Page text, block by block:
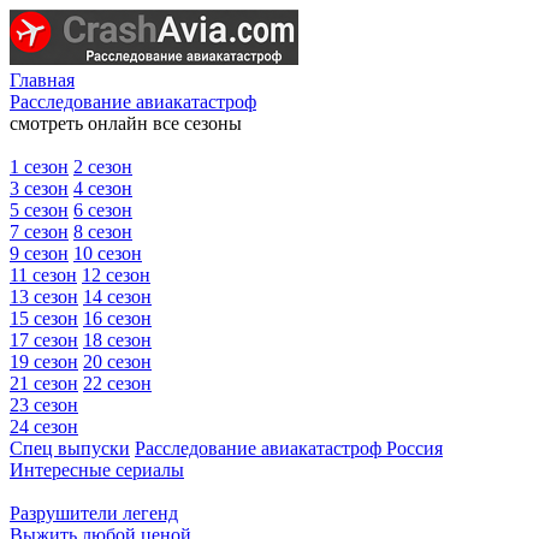
Главная
Расследование авиакатастроф
смотреть онлайн все сезоны
1 сезон 2 сезон
3 сезон 4 сезон
5 сезон 6 сезон
7 сезон 8 сезон
9 сезон 10 сезон
11 сезон 12 сезон
13 сезон 14 сезон
15 сезон 16 сезон
17 сезон 18 сезон
19 сезон 20 сезон
21 сезон 22 сезон
23 сезон
24 сезон
Спец выпуски Расследование авиакатастроф Россия
Интересные сериалы
Разрушители легенд
Выжить любой ценой